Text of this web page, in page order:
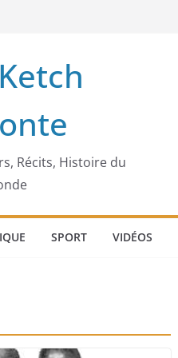
Récits, Histoire du
SPORT VIDÉOS